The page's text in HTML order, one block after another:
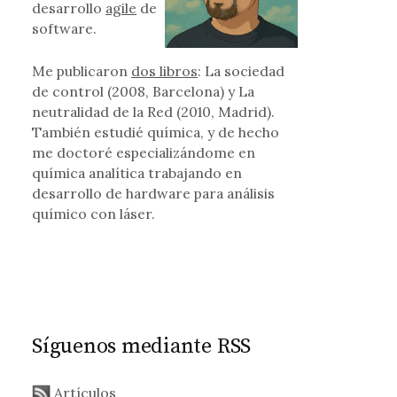
desarrollo agile de
software.
Me publicaron dos libros: La sociedad
de control (2008, Barcelona) y La
neutralidad de la Red (2010, Madrid).
También estudié química, y de hecho
me doctoré especializándome en
química analítica trabajando en
desarrollo de hardware para análisis
químico con láser.
Síguenos mediante RSS
Artículos